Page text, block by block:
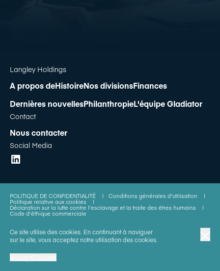
Ce site utilise des cookies. En continuant à naviguer
sur le site, vous acceptez notre utilisation des cookies.
Langley Holdings
A propos deHistoireNos divisionsFinances
Dernières nouvellesPhilanthropieL'équipe Gladiator
Contact
Nous contacter
Social Media
POLITIQUE DE CONFIDENTIALITÉ | Conditions générales d'utilisation
|
Politique relative aux cookies
|
Déclaration sur la lutte contre l'esclavage et la traite des êtres humains
|
Code d'éthique commerciale
© Langley Holdings plc 2023 | All Rights Reserved